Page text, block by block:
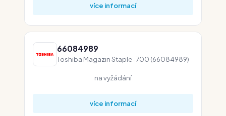
více informací
66084989
Toshiba Magazin Staple-700 (66084989)
na vyžádání
více informací